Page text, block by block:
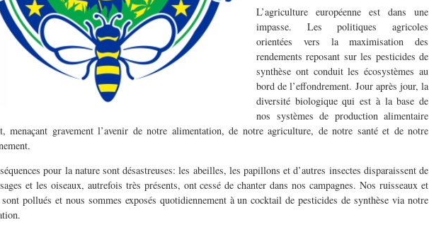
L’agriculture européenne est dans une
impasse. Les politiques agricoles
orientées vers la maximisation des
rendements reposant sur les pesticides de
synthèse ont conduit les écosystèmes au
bord de l’effondrement. Jour après jour, la
diversité biologique qui est à la base de
nos systèmes de production alimentaire
menaçant gravement l’avenir de notre alimentation, de notre agriculture, de notre santé et de notre
pour la nature sont désastreuses: les abeilles, les papillons et d’autres insectes disparaissent de
et les oiseaux, autrefois très présents, ont cessé de chanter dans nos campagnes. Nos ruisseaux et
pollués et nous sommes exposés quotidiennement à un cocktail de pesticides de synthèse via notre